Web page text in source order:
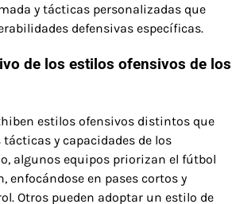
y tácticas personalizadas que
defensivas específicas.
de los estilos ofensivos de los
estilos ofensivos distintos que
y capacidades de los
algunos equipos priorizan el fútbol
enfocándose en pases cortos y
Otros pueden adoptar un estilo de